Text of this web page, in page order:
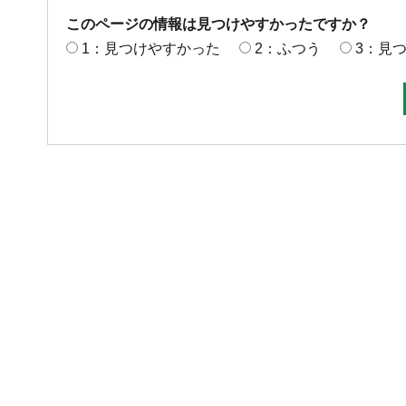
このページの情報は見つけやすかったですか？
1：見つけやすかった
2：ふつう 3：見